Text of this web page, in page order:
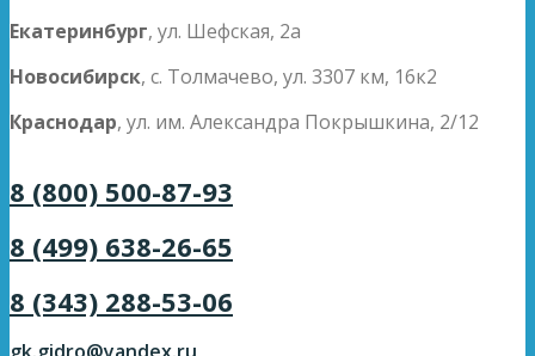
Екатеринбург, ул. Шефская, 2а
Новосибирск, с. Толмачево, ул. 3307 км, 16к2
Краснодар, ул. им. Александра Покрышкина, 2/12
8 (800) 500-87-93
8 (499) 638-26-65
8 (343) 288-53-06